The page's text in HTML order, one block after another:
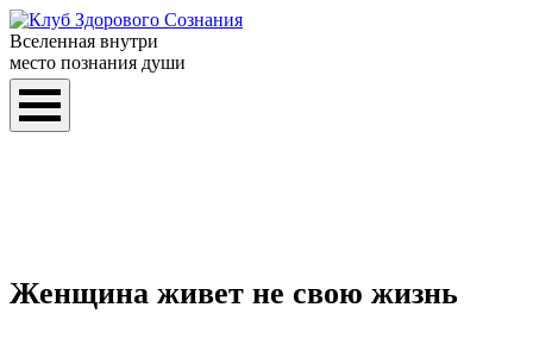
Вселенная внутри
место познания души
Женщина живет не свою жизнь